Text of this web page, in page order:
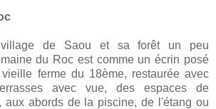
de Saou et sa forêt un peu
du Roc est comme un écrin posé
ferme du 18ème, restaurée avec
avec vue, des espaces de
aux abords de la piscine, de l'étang ou